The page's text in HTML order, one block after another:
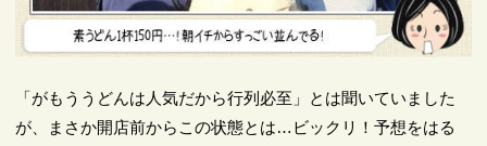
「がもううどんは人気だから行列必至」とは聞いていました
が、まさか開店前からこの状態とは…ビックリ！予想をはる